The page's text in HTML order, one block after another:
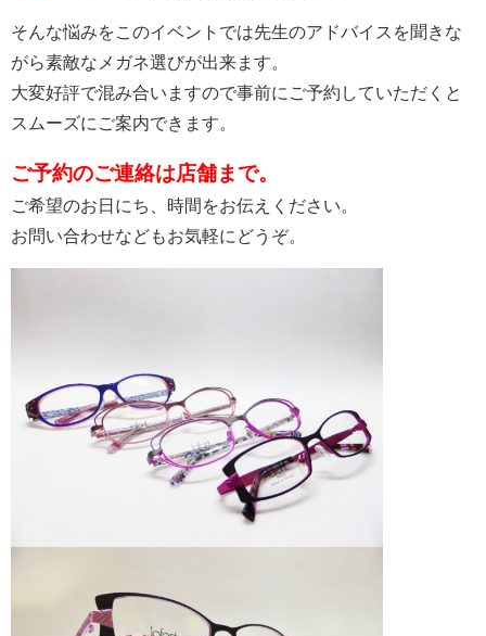
そんな悩みをこのイベントでは先生のアドバイスを聞きな
がら素敵なメガネ選びが出来ます。
大変好評で混み合いますので事前にご予約していただくと
スムーズにご案内できます。
ご予約のご連絡は店舗まで。
ご希望のお日にち、時間をお伝えください。
お問い合わせなどもお気軽にどうぞ。